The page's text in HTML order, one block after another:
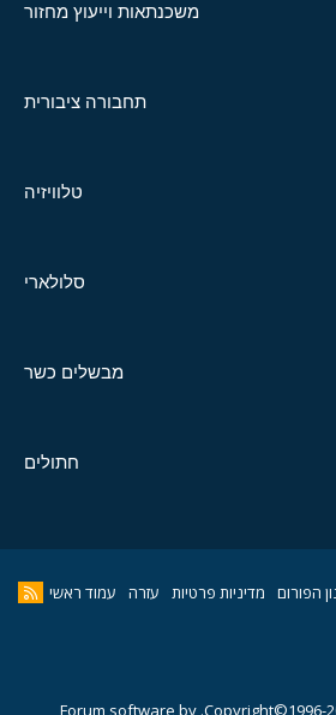
משכנתאות וייעוץ מחזור
תחבורה ציבורית
טלוויזיה
סלולארי
מבשלים כשר
חתולים
הפורום מדיניות פרטיות עזרה עמוד ראשי
Copyright©1996-
Forum software by